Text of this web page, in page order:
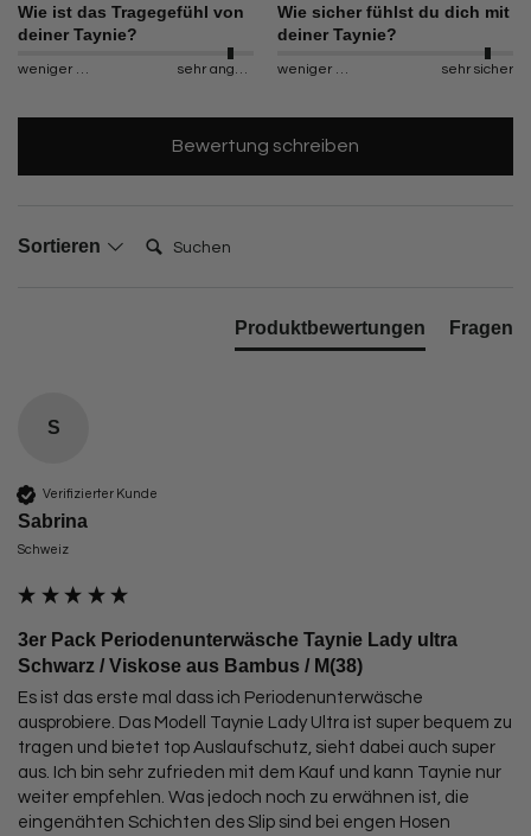
Wie ist das Tragegefühl von
deiner Taynie?
weniger angenehm sehr angenehm
Wie sicher fühlst du dich mit
deiner Taynie?
weniger sicher sehr sicher
Bewertung schreiben
Sortieren Suchen:
Produktbewertungen Fragen
S
Verifizierter Kunde
Sabrina
Schweiz
3er Pack Periodenunterwäsche Taynie Lady ultra
Schwarz / Viskose aus Bambus / M(38)
Es ist das erste mal dass ich Periodenunterwäsche
ausprobiere. Das Modell Taynie Lady Ultra ist super bequem zu
tragen und bietet top Auslaufschutz, sieht dabei auch super
aus. Ich bin sehr zufrieden mit dem Kauf und kann Taynie nur
weiter empfehlen. Was jedoch noch zu erwähnen ist, die
eingenähten Schichten des Slip sind bei engen Hosen